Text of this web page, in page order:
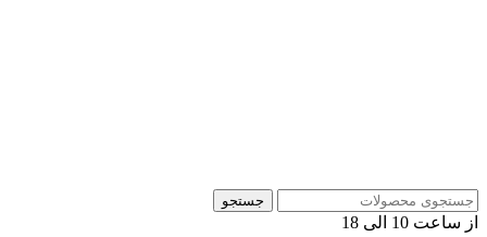
جستجو
از ساعت 10 الی 18